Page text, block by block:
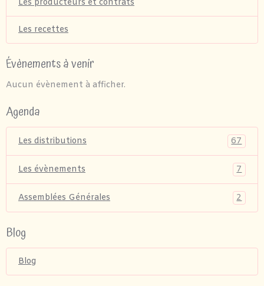
Les producteurs et contrats
Les recettes
Évènements à venir
Aucun évènement à afficher.
Agenda
Les distributions 67
Les évènements 7
Assemblées Générales 2
Blog
Blog